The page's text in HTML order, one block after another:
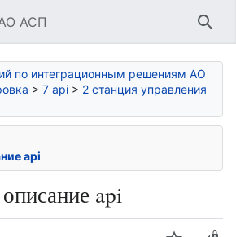
АСП
по интеграционным решениям АО
> 7 api > 2 станция управления
api
api